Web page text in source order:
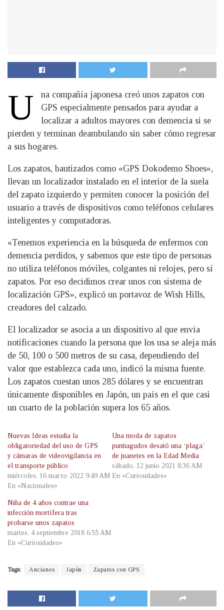
U
na compañía japonesa creó unos zapatos con
GPS especialmente pensados para ayudar a
localizar a adultos mayores con demencia si se
pierden y terminan deambulando sin saber cómo regresar
a sus hogares.
Los zapatos, bautizados como «GPS Dokodemo Shoes»,
llevan un localizador instalado en el interior de la suela
del zapato izquierdo y permiten conocer la posición del
usuario a través de dispositivos como teléfonos celulares
inteligentes y computadoras.
«Tenemos experiencia en la búsqueda de enfermos con
demencia perdidos, y sabemos que este tipo de personas
no utiliza teléfonos móviles, colgantes ni relojes, pero sí
zapatos. Por eso decidimos crear unos con sistema de
localización GPS», explicó un portavoz de Wish Hills,
creadores del calzado.
El localizador se asocia a un dispositivo al que envía
notificaciones cuando la persona que los usa se aleja más
de 50, 100 o 500 metros de su casa, dependiendo del
valor que establezca cada uno, indicó la misma fuente.
Los zapatos cuestan unos 285 dólares y se encuentran
únicamente disponibles en Japón, un país en el que casi
un cuarto de la población supera los 65 años.
Nuevas Ideas estudia la
obligatoriedad del uso de GPS
y cámaras de videovigilancia en
el transporte público
miércoles, 16 marzo 2022 9:49 AM
En «Nacionales»
Una moda de zapatos
puntiagudos desató una ‘plaga’
de juanetes en la Edad Media
sábado, 12 junio 2021 8:36 AM
En «Curiosidades»
Niña de 4 años contrae una
infección mortífera tras
probarse unos zapatos
martes, 4 septiembre 2018 6:55 AM
En «Curiosidades»
Tags: Ancianos Japón Zapatos con GPS